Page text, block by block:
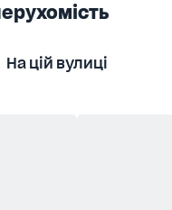
На цій вулиці